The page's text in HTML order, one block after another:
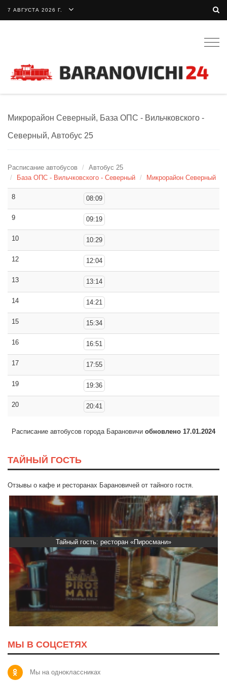
7 АВГУСТА 2026 Г.
Микрорайон Северный, База ОПС - Вильчковского -
Северный, Автобус 25
Расписание автобусов
Автобус 25
База ОПС - Вильчковского - Северный
Микрорайон Северный
8 08:09
9 09:19
10 10:29
12 12:04
13 13:14
14 14:21
15 15:34
16 16:51
17 17:55
19 19:36
20 20:41
Расписание автобусов города Барановичи обновлено 17.01.2024
ТАЙНЫЙ ГОСТЬ
Отзывы о кафе и ресторанах Барановичей от тайного гостя.
Тайный гость: ресторан «Пиросмани»
МЫ В СОЦСЕТЯХ
Мы на одноклассниках